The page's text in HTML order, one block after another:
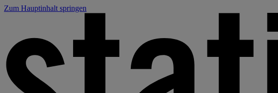
Zum Hauptinhalt springen